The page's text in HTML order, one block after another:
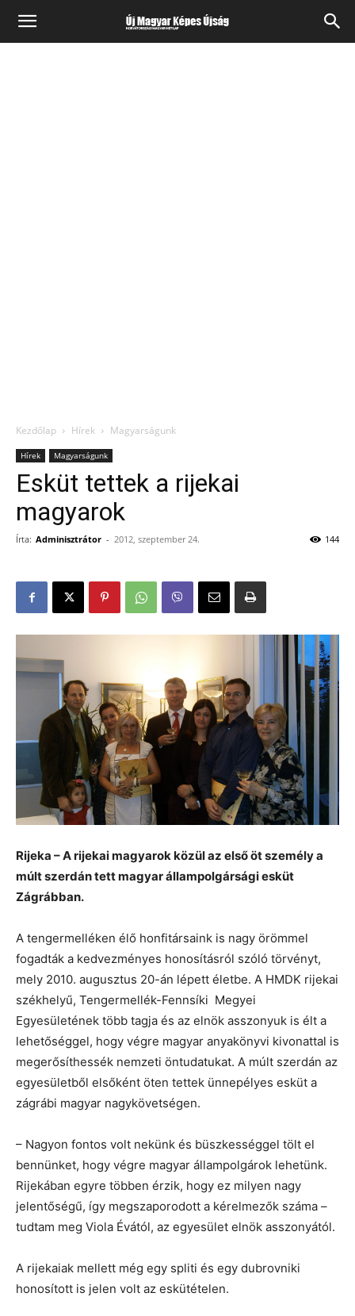
Kezdőlap Hírek Magyarságunk
Hírek Magyarságunk
Esküt tettek a rijekai
magyarok
Írta: Adminisztrátor - 2012, szeptember 24. 144
Rijeka – A rijekai magyarok közül az első öt személy a
múlt szerdán tett magyar állampolgársági esküt
Zágrábban.
A tengermelléken élő honfitársaink is nagy örömmel
fogadták a kedvezményes honosításról szóló törvényt,
mely 2010. augusztus 20-án lépett életbe. A HMDK rijekai
székhelyű, Tengermellék-Fennsíki Megyei
Egyesületének több tagja és az elnök asszonyuk is élt a
lehetőséggel, hogy végre magyar anyakönyvi kivonattal is
megerősíthessék nemzeti öntudatukat. A múlt szerdán az
egyesületből elsőként öten tettek ünnepélyes esküt a
zágrábi magyar nagykövetségen.
– Nagyon fontos volt nekünk és büszkességgel tölt el
bennünket, hogy végre magyar állampolgárok lehetünk.
Rijekában egyre többen érzik, hogy ez milyen nagy
jelentőségű, így megszaporodott a kérelmezők száma –
tudtam meg Viola Évától, az egyesület elnök asszonyától.
A rijekaiak mellett még egy spliti és egy dubrovniki
honosított is jelen volt az eskütételen.